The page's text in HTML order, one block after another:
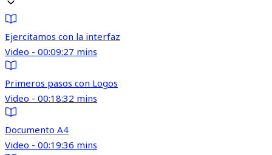
Ejercitamos con la interfaz
Video - 00:09:27 mins
Primeros pasos con Logos
Video - 00:18:32 mins
Documento A4
Video - 00:19:36 mins